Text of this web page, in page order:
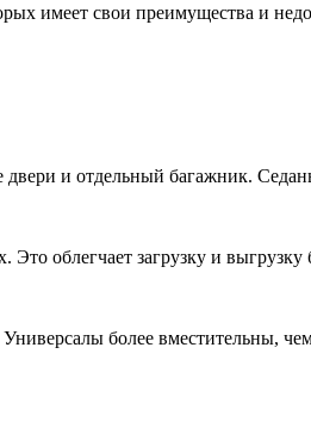
имеет свои преимущества и
и отдельный багажник.
Это облегчает загрузку и
более вместительны,